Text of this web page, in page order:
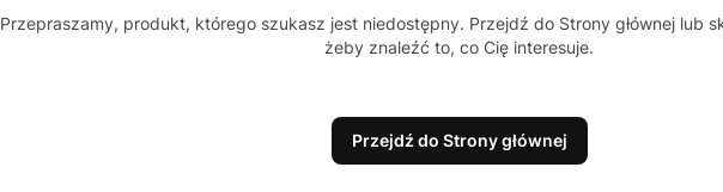
Przepraszamy, produkt, którego szukasz jest niedostępny. Przejdź do Strony głównej lub
żeby znaleźć to, co Cię interesuje.
Przejdź do Strony głównej